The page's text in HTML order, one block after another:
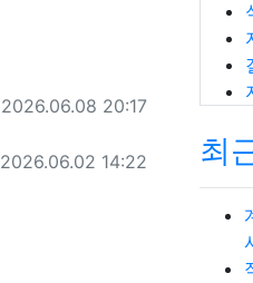
작성일
2026.06.08 20:17
작성일
2026.06.02 14:22 최